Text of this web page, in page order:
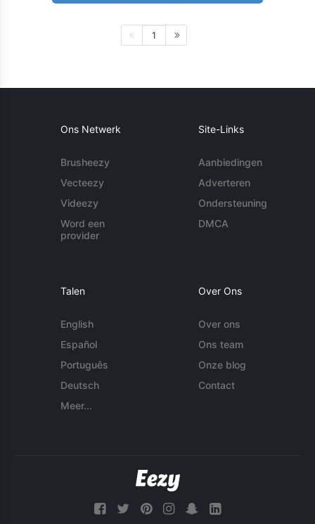
1
Ons Netwerk
Brusheezy
Vecteezy
Videezy
Word een
provider
Site-Links
Aanbiedingen
Adverteren
Ondersteuning
DMCA
Talen
English
Español
Português
Deutsch
Meer...
Over Ons
Over ons
Ons team
Onze blog
Contact